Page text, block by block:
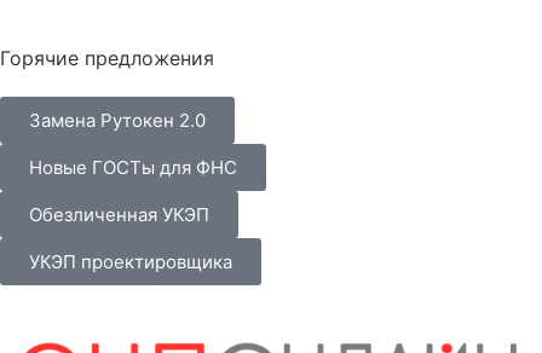
Горячие предложения
Замена Рутокен 2.0
Новые ГОСТы для ФНС
Обезличенная УКЭП
УКЭП проектировщика